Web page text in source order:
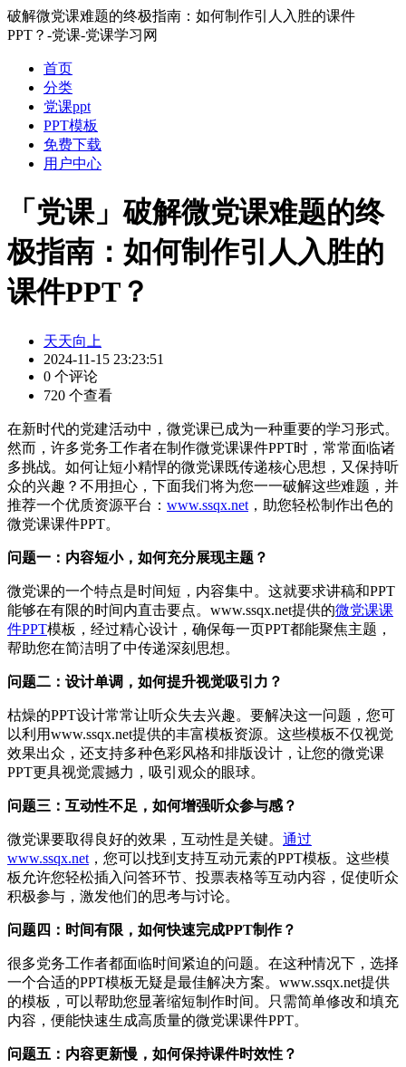
破解微党课难题的终极指南：如何制作引人入胜的课件
PPT？-党课-党课学习网
首页
分类
党课ppt
PPT模板
免费下载
用户中心
「党课」破解微党课难题的终
极指南：如何制作引人入胜的
课件PPT？
天天向上
2024-11-15 23:23:51
0 个评论
720 个查看
在新时代的党建活动中，微党课已成为一种重要的学习形式。
然而，许多党务工作者在制作微党课课件PPT时，常常面临诸
多挑战。如何让短小精悍的微党课既传递核心思想，又保持听
众的兴趣？不用担心，下面我们将为您一一破解这些难题，并
推荐一个优质资源平台： www.ssqx.net ，助您轻松制作出色的
微党课课件PPT。
问题一：内容短小，如何充分展现主题？
微党课的一个特点是时间短，内容集中。这就要求讲稿和PPT
能够在有限的时间内直击要点。www.ssqx.net提供的微党课课
件PPT模板，经过精心设计，确保每一页PPT都能聚焦主题，
帮助您在简洁明了中传递深刻思想。
问题二：设计单调，如何提升视觉吸引力？
枯燥的PPT设计常常让听众失去兴趣。要解决这一问题，您可
以利用www.ssqx.net提供的丰富模板资源。这些模板不仅视觉
效果出众，还支持多种色彩风格和排版设计，让您的微党课
PPT更具视觉震撼力，吸引观众的眼球。
问题三：互动性不足，如何增强听众参与感？
微党课要取得良好的效果，互动性是关键。 通过
www.ssqx.net ，您可以找到支持互动元素的PPT模板。这些模
板允许您轻松插入问答环节、投票表格等互动内容，促使听众
积极参与，激发他们的思考与讨论。
问题四：时间有限，如何快速完成PPT制作？
很多党务工作者都面临时间紧迫的问题。在这种情况下，选择
一个合适的PPT模板无疑是最佳解决方案。www.ssqx.net提供
的模板，可以帮助您显著缩短制作时间。只需简单修改和填充
内容，便能快速生成高质量的微党课课件PPT。
问题五：内容更新慢，如何保持课件时效性？